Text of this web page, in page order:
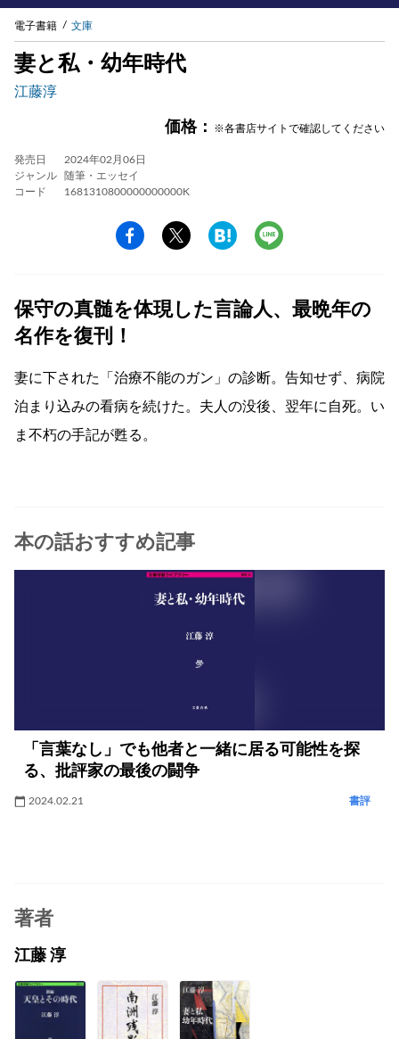
電子書籍 文庫
妻と私・幼年時代
江藤淳
価格： ※各書店サイトで確認してください
発売日
2024年02月06日
ジャンル
随筆・エッセイ
コード
1681310800000000000K
保守の真髄を体現した言論人、最晩年の
名作を復刊！
妻に下された「治療不能のガン」の診断。告知せず、病院
泊まり込みの看病を続けた。夫人の没後、翌年に自死。い
ま不朽の手記が甦る。
本の話おすすめ記事
「言葉なし」でも他者と一緒に居る可能性を探
る、批評家の最後の闘争
2024.02.21 書評
著者
江藤 淳